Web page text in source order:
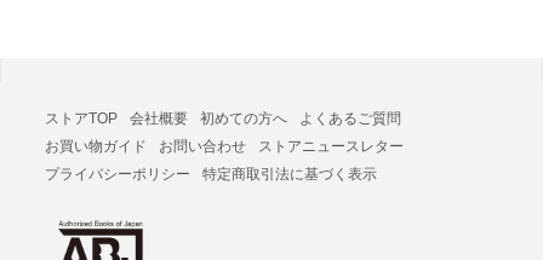
ストアTOP 会社概要 初めての方へ
よくあるご質問
お買い物ガイド
お問い合わせ
ストアニュースレター
プライバシーポリシー
特定商取引法に基づく表示